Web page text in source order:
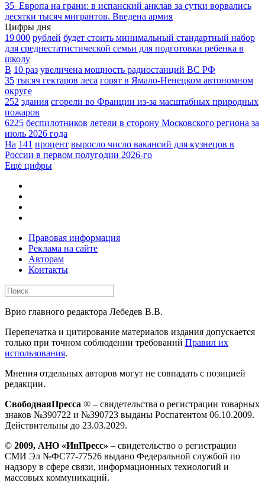
35 Европа на грани: в испанский анклав за сутки ворвались
десятки тысяч мигрантов. Введена армия
Цифры дня
19 000 рублей будет стоить минимальный стандартный набор
для среднестатистической семьи для подготовки ребенка в
школу
В 10 раз увеличена мощность радиостанций ВС РФ
35 тысяч гектаров леса горят в Ямало-Ненецком автономном
округе
252 здания сгорели во Франции из-за масштабных природных
пожаров
6225 беспилотников летели в сторону Московского региона за
июль 2026 года
На 141 процент выросло число вакансий для кузнецов в
России в первом полугодии 2026-го
Ещё цифры
Правовая информация
Реклама на сайте
Авторам
Контакты
Врио главного редактора Лебедев В.В.
Перепечатка и цитирование материалов издания допускается
только при точном соблюдении требований Правил их
использования.
Мнения отдельных авторов могут не совпадать с позицией
редакции.
СвободнаяПресса ® – свидетельства о регистрации товарных
знаков №390722 и №390723 выданы Роспатентом 06.10.2009.
Действительны до 23.03.2029.
© 2009, АНО «ИнПресс» – свидетельство о регистрации
СМИ Эл №ФС77-77526 выдано Федеральной службой по
надзору в сфере связи, информационных технологий и
массовых коммуникаций.